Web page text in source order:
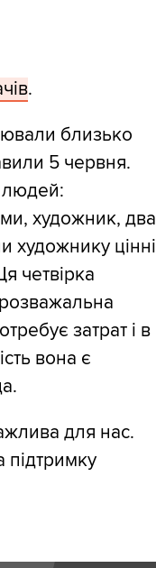
.
близько
5 червня.
людей:
художник, два
художнику цінні
четвірка
затрат і в
вона є
для нас.
підтримку